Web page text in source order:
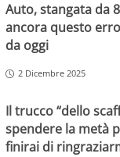
Auto, stangata da
ancora questo
da oggi
2 Dicembre 2025
Il trucco “dello
spendere la metà
finirai di